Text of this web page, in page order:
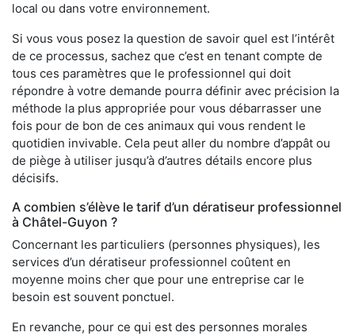
local ou dans votre environnement.
Si vous vous posez la question de savoir quel est l’intérêt
de ce processus, sachez que c’est en tenant compte de
tous ces paramètres que le professionnel qui doit
répondre à votre demande pourra définir avec précision la
méthode la plus appropriée pour vous débarrasser une
fois pour de bon de ces animaux qui vous rendent le
quotidien invivable. Cela peut aller du nombre d’appât ou
de piège à utiliser jusqu’à d’autres détails encore plus
décisifs.
A combien s’élève le tarif d’un dératiseur professionnel
à Châtel-Guyon ?
Concernant les particuliers (personnes physiques), les
services d’un dératiseur professionnel coûtent en
moyenne moins cher que pour une entreprise car le
besoin est souvent ponctuel.
En revanche, pour ce qui est des personnes morales